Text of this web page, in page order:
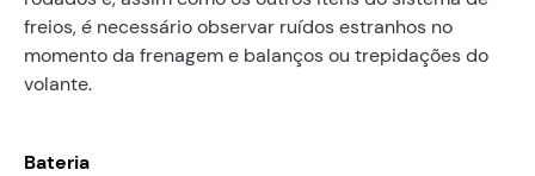
freios, é necessário observar ruídos estranhos no
momento da frenagem e balanços ou trepidações do
volante.
Bateria